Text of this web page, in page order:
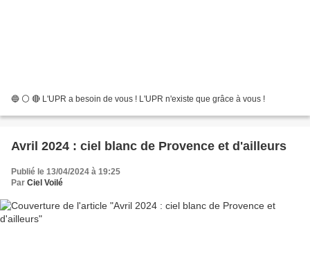
🔵 ⚪️ 🔴 L'UPR a besoin de vous ! L'UPR n'existe que grâce à vous !
Avril 2024 : ciel blanc de Provence et d'ailleurs
Publié le 13/04/2024 à 19:25
Par Ciel Voilé